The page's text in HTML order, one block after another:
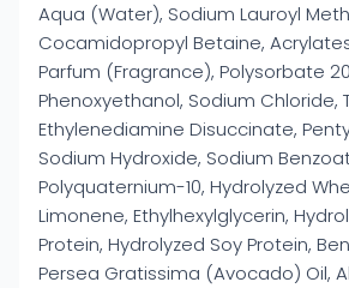
Aqua (Water), Sodium Lauroyl
Cocamidopropyl Betaine,
Parfum (Fragrance), Polysorbate
Phenoxyethanol, Sodium Chloride,
Ethylenediamine Disuccinate,
Sodium Hydroxide, Sodium
Polyquaternium-10, Hydrolyzed
Limonene, Ethylhexylglycerin,
Protein, Hydrolyzed Soy Protein,
Persea Gratissima (Avocado) Oil,